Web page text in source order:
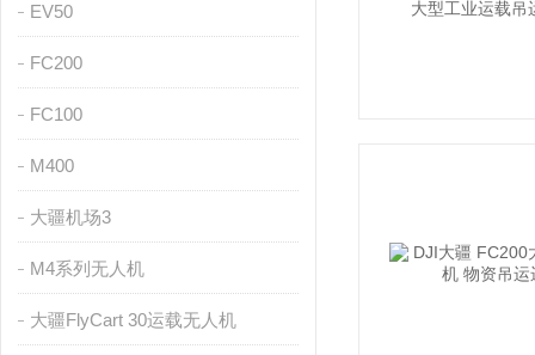
EV50
FC200
FC100
M400
大疆机场3
M4系列无人机
大疆FlyCart 30运载无人机